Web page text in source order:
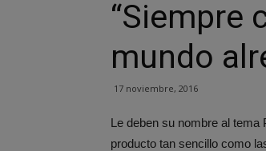
“Siempre
mundo
17 noviembre, 2016
Le deben su nombre al tema
producto tan sencillo como